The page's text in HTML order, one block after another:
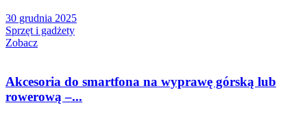
30 grudnia 2025
Sprzęt i gadżety
Zobacz
Akcesoria do smartfona na wyprawę górską lub
rowerową –...